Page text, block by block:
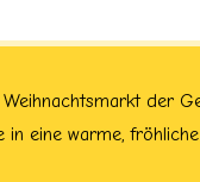
der
eine warme,